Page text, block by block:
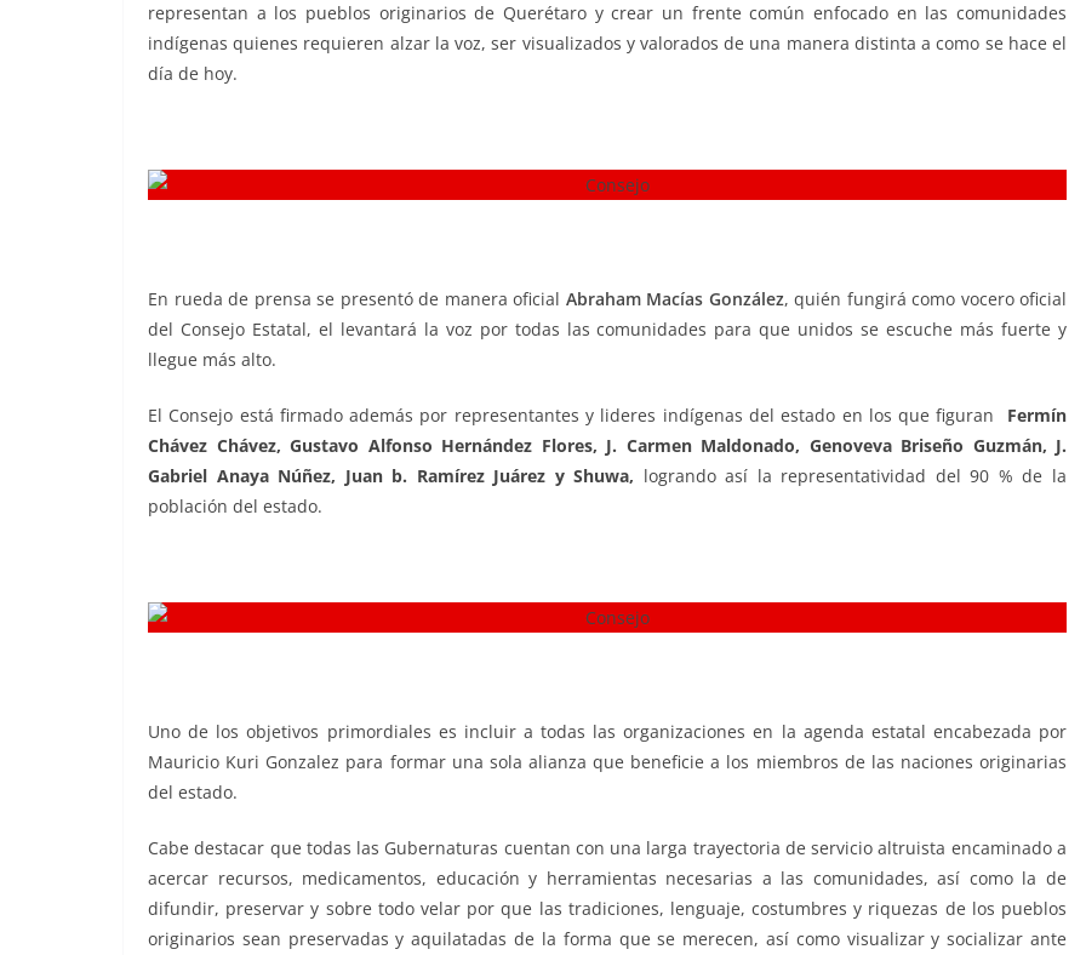
representan a los pueblos originarios de Querétaro y crear un frente común enfocado en las comunidades
indígenas quienes requieren alzar la voz, ser visualizados y valorados de una manera distinta a como se hace el
día de hoy.
En rueda de prensa se presentó de manera oficial Abraham Macías González, quién fungirá como vocero oficial
del Consejo Estatal, el levantará la voz por todas las comunidades para que unidos se escuche más fuerte y
llegue más alto.
El Consejo está firmado además por representantes y lideres indígenas del estado en los que figuran Fermín
Chávez Chávez, Gustavo Alfonso Hernández Flores, J. Carmen Maldonado, Genoveva Briseño Guzmán, J.
Gabriel Anaya Núñez, Juan b. Ramírez Juárez y Shuwa, logrando así la representatividad del 90 % de la
población del estado.
Uno de los objetivos primordiales es incluir a todas las organizaciones en la agenda estatal encabezada por
Mauricio Kuri Gonzalez para formar una sola alianza que beneficie a los miembros de las naciones originarias
del estado.
Cabe destacar que todas las Gubernaturas cuentan con una larga trayectoria de servicio altruista encaminado a
acercar recursos, medicamentos, educación y herramientas necesarias a las comunidades, así como la de
difundir, preservar y sobre todo velar por que las tradiciones, lenguaje, costumbres y riquezas de los pueblos
originarios sean preservadas y aquilatadas de la forma que se merecen, así como visualizar y socializar ante